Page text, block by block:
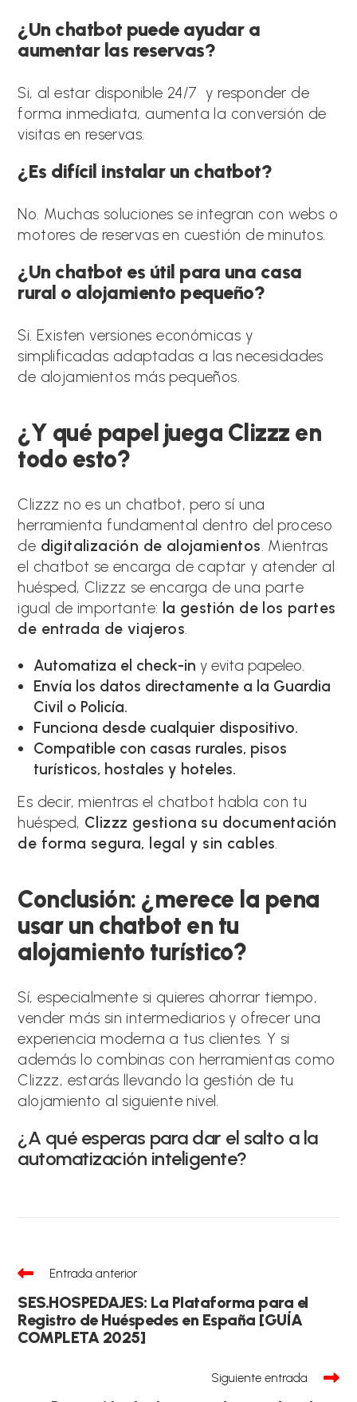
¿Un chatbot puede ayudar a
aumentar las reservas?
Si, al estar disponible 24/7 y responder de
forma inmediata, aumenta la conversión de
visitas en reservas.
¿Es difícil instalar un chatbot?
No. Muchas soluciones se integran con webs o
motores de reservas en cuestión de minutos.
¿Un chatbot es útil para una casa
rural o alojamiento pequeño?
Si. Existen versiones económicas y
simplificadas adaptadas a las necesidades
de alojamientos más pequeños.
¿Y qué papel juega Clizzz en
todo esto?
Clizzz no es un chatbot, pero sí una
herramienta fundamental dentro del proceso
de digitalización de alojamientos. Mientras
el chatbot se encarga de captar y atender al
huésped, Clizzz se encarga de una parte
igual de importante: la gestión de los partes
de entrada de viajeros.
Automatiza el check-in y evita papeleo.
Envía los datos directamente a la Guardia
Civil o Policía.
Funciona desde cualquier dispositivo.
Compatible con casas rurales, pisos
turísticos, hostales y hoteles.
Es decir, mientras el chatbot habla con tu
huésped, Clizzz gestiona su documentación
de forma segura, legal y sin cables.
Conclusión: ¿merece la pena
usar un chatbot en tu
alojamiento turístico?
Sí, especialmente si quieres ahorrar tiempo,
vender más sin intermediarios y ofrecer una
experiencia moderna a tus clientes. Y si
además lo combinas con herramientas como
Clizzz, estarás llevando la gestión de tu
alojamiento al siguiente nivel.
¿A qué esperas para dar el salto a la
automatización inteligente?
Leer
más
artículos
Entrada anterior
SES.HOSPEDAJES: La Plataforma para el
Registro de Huéspedes en España [GUÍA
COMPLETA 2025]
Siguiente entrada